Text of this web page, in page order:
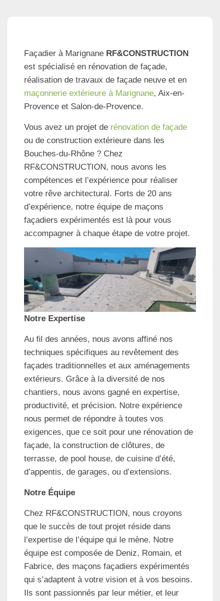
Façadier à Marignane RF&CONSTRUCTION
est spécialisé en rénovation de façade,
réalisation de travaux de façade neuve et en
maçonnerie extérieure à Marignane, Aix-en-
Provence et Salon-de-Provence.
Vous avez un projet de rénovation de façade
ou de construction extérieure dans les
Bouches-du-Rhône ? Chez
RF&CONSTRUCTION, nous avons les
compétences et l’expérience pour réaliser
votre rêve architectural. Forts de 20 ans
d’expérience, notre équipe de maçons
façadiers expérimentés est là pour vous
accompagner à chaque étape de votre projet.
Notre Expertise
Au fil des années, nous avons affiné nos
techniques spécifiques au revêtement des
façades traditionnelles et aux aménagements
extérieurs. Grâce à la diversité de nos
chantiers, nous avons gagné en expertise,
productivité, et précision. Notre expérience
nous permet de répondre à toutes vos
exigences, que ce soit pour une rénovation de
façade, la construction de clôtures, de
terrasse, de pool house, de cuisine d’été,
d’appentis, de garages, ou d’extensions.
Notre Équipe
Chez RF&CONSTRUCTION, nous croyons
que le succès de tout projet réside dans
l’expertise de l’équipe qui le mène. Notre
équipe est composée de Deniz, Romain, et
Fabrice, des maçons façadiers expérimentés
qui s’adaptent à votre vision et à vos besoins.
Ils sont passionnés par leur métier, et leur